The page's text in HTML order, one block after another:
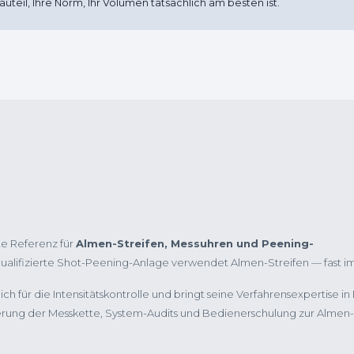
Ihre Norm, Ihr Volumen tatsächlich am besten ist.
Referenz fürAlmen-Streifen, Messuhren und Peening-
Shot-Peening-Anlage verwendet Almen-Streifen — fast
für die Intensitätskontrolle und bringt seine Verfahrensexpertise in
der Messkette, System-Audits und Bedienerschulung zur